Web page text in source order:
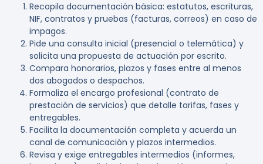
Recopila documentación básica: estatutos, escrituras,
NIF, contratos y pruebas (facturas, correos) en caso de
impagos.
Pide una consulta inicial (presencial o telemática) y
solicita una propuesta de actuación por escrito.
Compara honorarios, plazos y fases entre al menos
dos abogados o despachos.
Formaliza el encargo profesional (contrato de
prestación de servicios) que detalle tarifas, fases y
entregables.
Facilita la documentación completa y acuerda un
canal de comunicación y plazos intermedios.
Revisa y exige entregables intermedios (informes,